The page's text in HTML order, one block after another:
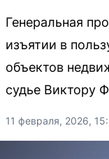
Генеральная
изъятии в
объектов
судье Виктору
11 февраля, 2026,